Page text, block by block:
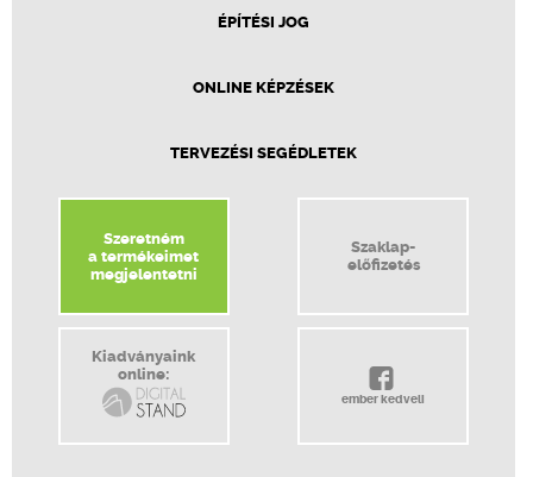
ÉPÍTÉSI JOG
ONLINE KÉPZÉSEK
TERVEZÉSI SEGÉDLETEK
Szeretném
a termékeimet
megjelentetni
Szaklap-
előfizetés
Kiadványaink
online:
ember kedveli